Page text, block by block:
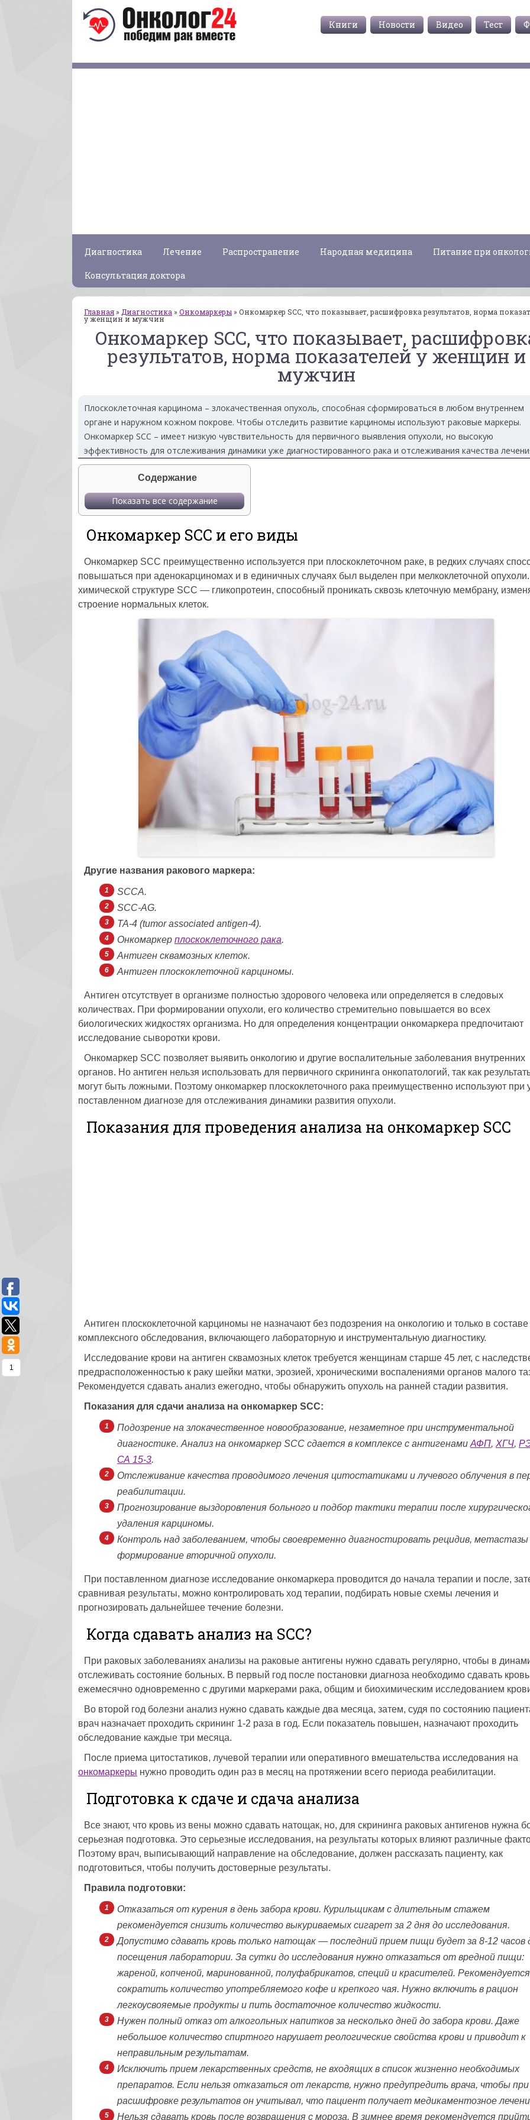
Тест
Видео
Новости
Книги
Диагностика Лечение Распространение Народная медицина Питание при
Консультация доктора
Главная» Диагностика » Онкомаркеры » Онкомаркер SCC, что показывает, расшифровка результатов, норма
у женщин и мужчин
Онкомаркер SCC, что показывает,
результатов, норма показателей у женщин и
мужчин
Плоскоклеточная карцинома – злокачественная опухоль, способная сформироваться в любом внутреннем
органе и наружном кожном покрове. Чтобы отследить развитие карциномы используют раковые маркеры.
Онкомаркер SCC – имеет низкую чувствительность для первичного выявления опухоли, но высокую
эффективность для отслеживания динамики уже диагностированного рака и отслеживания качества
Содержание
Показать все содержание
Онкомаркер SCC и его виды
Онкомаркер SCC преимущественно используется при плоскоклеточном раке, в редких случаях
повышаться при аденокарциномах и в единичных случаях был выделен при мелкоклеточной
химической структуре SCC — гликопротеин, способный проникать сквозь клеточную мембрану,
строение нормальных клеток.
Другие названия ракового маркера:
SCCA.
SCC-AG.
TA-4 (tumor associated antigen-4).
Онкомаркер плоскоклеточного рака.
Антиген сквамозных клеток.
Антиген плоскоклеточной карциномы.
Антиген отсутствует в организме полностью здорового человека или определяется в следовых
количествах. При формировании опухоли, его количество стремительно повышается во всех
биологических жидкостях организма. Но для определения концентрации онкомаркера предпочитают
исследование сыворотки крови.
Онкомаркер SCC позволяет выявить онкологию и другие воспалительные заболевания внутренних
органов. Но антиген нельзя использовать для первичного скрининга онкопатологий, так как
могут быть ложными. Поэтому онкомаркер плоскоклеточного рака преимущественно используют при
поставленном диагнозе для отслеживания динамики развития опухоли.
Показания для проведения анализа на онкомаркер SCC
Антиген плоскоклеточной карциномы не назначают без подозрения на онкологию и только в составе
комплексного обследования, включающего лабораторную и инструментальную диагностику.
Исследование крови на антиген сквамозных клеток требуется женщинам старше 45 лет, с
предрасположенностью к раку шейки матки, эрозией, хроническими воспалениями органов малого
Рекомендуется сдавать анализ ежегодно, чтобы обнаружить опухоль на ранней стадии развития.
Показания для сдачи анализа на онкомаркер SCC:
Подозрение на злокачественное новообразование, незаметное при инструментальной
диагностике. Анализ на онкомаркер SCC сдается в комплексе с антигенами АФП, ХГЧ,
СА 15-3.
Отслеживание качества проводимого лечения цитостатиками и лучевого облучения в
реабилитации.
Прогнозирование выздоровления больного и подбор тактики терапии после
удаления карциномы.
Контроль над заболеванием, чтобы своевременно диагностировать рецидив, метастазы
формирование вторичной опухоли.
При поставленном диагнозе исследование онкомаркера проводится до начала терапии и после,
сравнивая результаты, можно контролировать ход терапии, подбирать новые схемы лечения и
прогнозировать дальнейшее течение болезни.
Когда сдавать анализ на SCC?
При раковых заболеваниях анализы на раковые антигены нужно сдавать регулярно, чтобы в
отслеживать состояние больных. В первый год после постановки диагноза необходимо сдавать кровь
ежемесячно одновременно с другими маркерами рака, общим и биохимическим исследованием
Во второй год болезни анализ нужно сдавать каждые два месяца, затем, судя по состоянию
врач назначает проходить скрининг 1-2 раза в год. Если показатель повышен, назначают проходить
обследование каждые три месяца.
После приема цитостатиков, лучевой терапии или оперативного вмешательства исследования на
онкомаркеры нужно проводить один раз в месяц на протяжении всего периода реабилитации.
Подготовка к сдаче и сдача анализа
Все знают, что кровь из вены можно сдавать натощак, но, для скрининга раковых антигенов нужна
серьезная подготовка. Это серьезные исследования, на результаты которых влияют различные
Поэтому врач, выписывающий направление на обследование, должен рассказать пациенту, как
подготовиться, чтобы получить достоверные результаты.
Правила подготовки:
Отказаться от курения в день забора крови. Курильщикам с длительным стажем
рекомендуется снизить количество выкуриваемых сигарет за 2 дня до исследования.
Допустимо сдавать кровь только натощак — последний прием пищи будет за 8-12 часов
посещения лаборатории. За сутки до исследования нужно отказаться от вредной пищи:
жареной, копченой, маринованной, полуфабрикатов, специй и красителей. Рекомендуется
сократить количество употребляемого кофе и крепкого чая. Нужно включить в рацион
легкоусвояемые продукты и пить достаточное количество жидкости.
Нужен полный отказ от алкогольных напитков за несколько дней до забора крови. Даже
небольшое количество спиртного нарушает реологические свойства крови и приводит к
неправильным результатам.
Исключить прием лекарственных средств, не входящих в список жизненно необходимых
препаратов. Если нельзя отказаться от лекарств, нужно предупредить врача, чтобы при
расшифровке результатов он учитывал, что пациент получает медикаментозное
Нельзя сдавать кровь после возвращения с мороза. В зимнее время рекомендуется
1